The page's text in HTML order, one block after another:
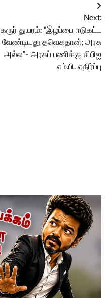
Next:
கரூர் துயரம்: "இழப்பை ஈடுகட்ட
வேண்டியது தவெகதான்; அரசு
அல்ல"- அரசுப் பணிக்கு சிபிஐ
எம்.பி. எதிர்ப்பு